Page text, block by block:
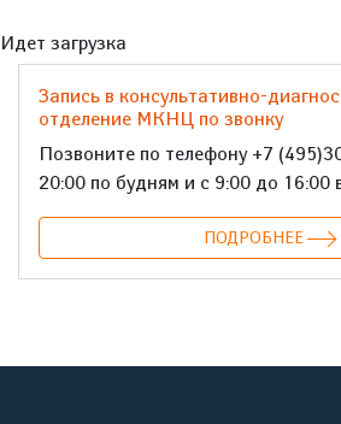
Идет загрузка
Запись в консультативно-
отделение МКНЦ по звонку
Позвоните по телефону +7
20:00 по будням и с 9:00 до 16:00
ПОДРОБНЕЕ